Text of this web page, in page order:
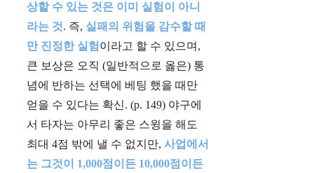
상할 수 있는 것은 이미 실험이 아니
라는 것. 즉, 실패의 위험을 감수할 때
만 진정한 실험 이라고 할 수 있으며,
큰 보상은 오직 (일반적으로 옳은) 통
념에 반하는 선택에 베팅 했을 때만
얻을 수 있다는 확신. (p. 149) 야구에
서 타자는 아무리 좋은 스윙을 해도
최대 4점 밖에 낼 수 없지만, 사업에서
는 그것이 1,000점이든 10,000점이든